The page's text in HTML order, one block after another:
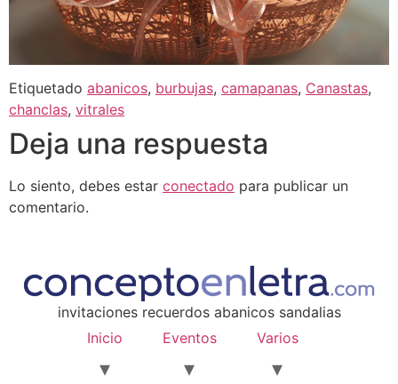
Etiquetado abanicos, burbujas, camapanas, Canastas,
chanclas, vitrales
Deja una respuesta
Lo siento, debes estar conectado para publicar un
comentario.
invitaciones recuerdos abanicos sandalias
Inicio
Eventos Varios